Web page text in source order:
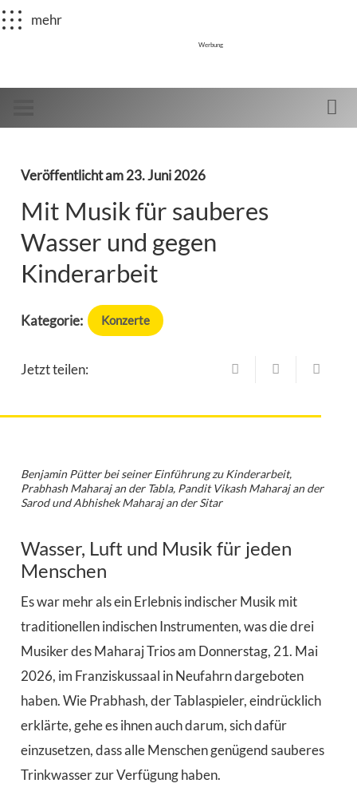
mehr
Werbung
Veröffentlicht am23. Juni 2026
Mit Musik für sauberes
Wasser und gegen
Kinderarbeit
Kategorie: Konzerte
Jetzt teilen:
Benjamin Pütter bei seiner Einführung zu Kinderarbeit,
Prabhash Maharaj an der Tabla, Pandit Vikash Maharaj an der
Sarod und Abhishek Maharaj an der Sitar
Wasser, Luft und Musik für jeden
Menschen
Es war mehr als ein Erlebnis indischer Musik mit
traditionellen indischen Instrumenten, was die drei
Musiker des Maharaj Trios am Donnerstag, 21. Mai
2026, im Franziskussaal in Neufahrn dargeboten
haben. Wie Prabhash, der Tablaspieler, eindrücklich
erklärte, gehe es ihnen auch darum, sich dafür
einzusetzen, dass alle Menschen genügend sauberes
Trinkwasser zur Verfügung haben.